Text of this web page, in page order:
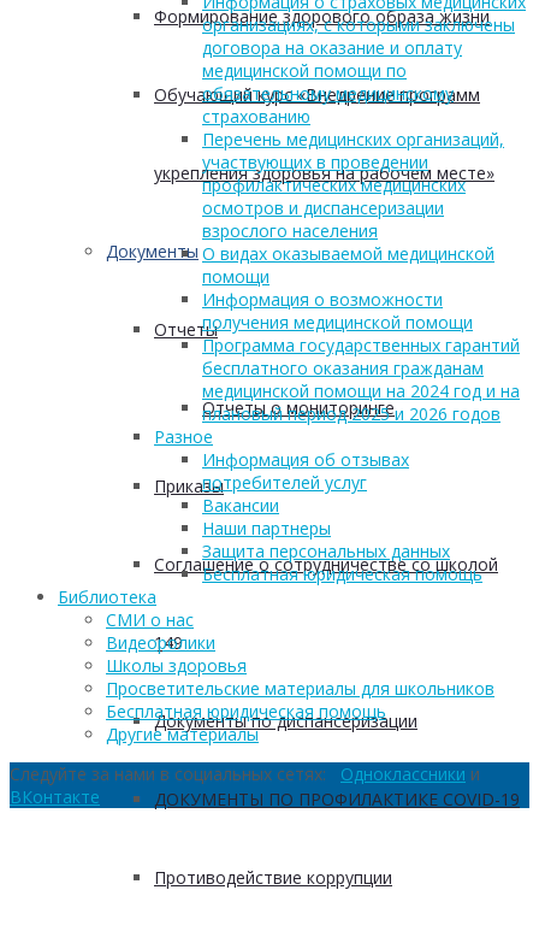
Формирование здорового образа жизни
Обучающий курс «Внедрение программ
укрепления здоровья на рабочем месте»
Документы
Отчеты
Отчеты о мониторинге
Приказы
Соглашение о сотрудничестве со школой
149
Документы по диспансеризации
ДОКУМЕНТЫ ПО ПРОФИЛАКТИКЕ COVID-19
Противодействие коррупции
организациях, с которыми заключены
договора на оказание и оплату
медицинской помощи по
обязательному медицинскому
страхованию
Перечень медицинских организаций,
участвующих в проведении
профилактических медицинских
осмотров и диспансеризации
взрослого населения
О видах оказываемой медицинской
помощи
Информация о возможности
получения медицинской помощи
Программа государственных гарантий
бесплатного оказания гражданам
медицинской помощи на 2024 год и на
плановый период 2025 и 2026 годов
Разное
Информация об отзывах
потребителей услуг
Вакансии
Наши партнеры
Защита персональных данных
Бесплатная юридическая помощь
Библиотека
СМИ о нас
Видеоролики
Школы здоровья
Просветительские материалы для школьников
Бесплатная юридическая помощь
Другие материалы
Следуйте за нами в социальных сетях: Одноклассники и
ВКонтакте